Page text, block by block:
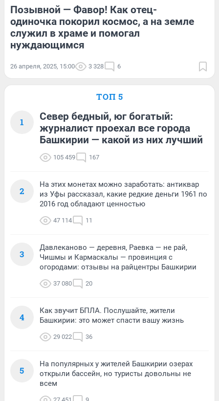
Позывной — Фавор! Как отец-
одиночка покорил космос, а на земле
служил в храме и помогал
нуждающимся
26 апреля, 2025, 15:00 3 328 6
ТОП 5
1
Север бедный, юг богатый:
журналист проехал все города
Башкирии — какой из них лучший
105 459 167
2
На этих монетах можно заработать: антиквар
из Уфы рассказал, какие редкие деньги 1961 по
2016 год обладают ценностью
47 114 11
3
Давлеканово — деревня, Раевка — не рай,
Чишмы и Кармаскалы — провинция с
огородами: отзывы на райцентры Башкирии
37 080 20
4
Как звучит БПЛА. Послушайте, жители
Башкирии: это может спасти вашу жизнь
29 022 36
5
На популярных у жителей Башкирии озерах
открыли бассейн, но туристы довольны не
всем